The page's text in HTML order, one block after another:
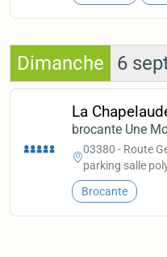
Dimanche 6
La
brocante Une
03380 - Route
parking salle
Brocante